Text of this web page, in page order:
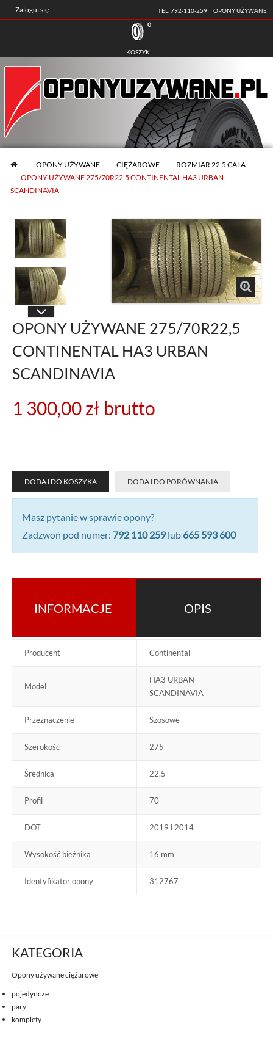
Zaloguj się OPONY UŻYWANE
TEL. 792-110-259
0
KOSZYK
> OPONY UŻYWANE > CIĘŻAROWE >
ROZMIAR 22.5 CALA
OPONY UŻYWANE 275/70R22,5 CONTINENTAL HA3 URBAN
SCANDINAVIA
OPONY UŻYWANE 275/70R22,5
CONTINENTAL HA3 URBAN
SCANDINAVIA
1 300,00 zł brutto
DODAJ DO KOSZYKA DODAJ DO PORÓWNANIA
Masz pytanie w sprawie opony?
Zadzwoń pod numer: 792 110 259lub 665 593 600
INFORMACJE OPIS
Producent Continental
Model
HA3 URBAN
SCANDINAVIA
Przeznaczenie Szosowe
Szerokość 275
Średnica 22.5
Profil 70
DOT 2019 i 2014
Wysokość bieżnika 16 mm
Identyfikator opony 312767
KATEGORIA
Opony używane ciężarowe
pojedyncze
pary
komplety